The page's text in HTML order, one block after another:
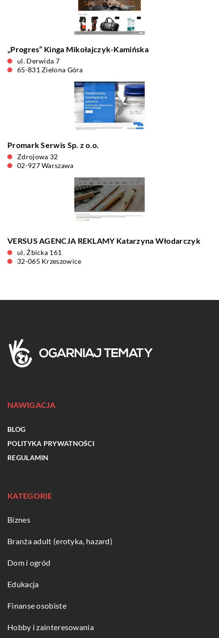
„Progres” Kinga Mikołajczyk-Kamińska
ul. Derwida 7
65-831 Zielona Góra
Promark Serwis Sp. z o.o.
Zdrojowa 32
02-927 Warszawa
VERSUS AGENCJA REKLAMY Katarzyna Włodarczyk
ul. Żbicka 161
32-065 Krzeszowice
NAWIGACJA
BLOG
POLITYKA PRYWATNOŚCI
REGULAMIN
KATEGORIE
Biznes
Branża adult (erotyka, hazard)
Dom i ogród
Edukacja
Finanse osobiste
Hobby i zainteresowania